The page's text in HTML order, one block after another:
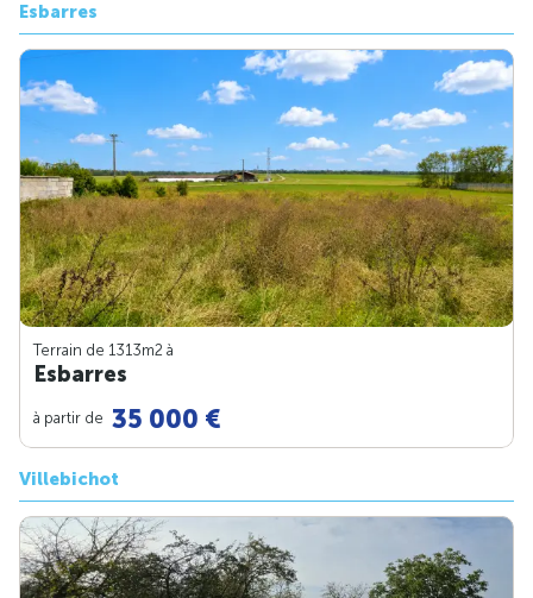
Esbarres
Terrain de 1313m2 à
Esbarres
à partir de 35 000 €
Villebichot